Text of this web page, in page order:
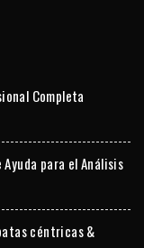
Completa
para el Análisis
céntricas &